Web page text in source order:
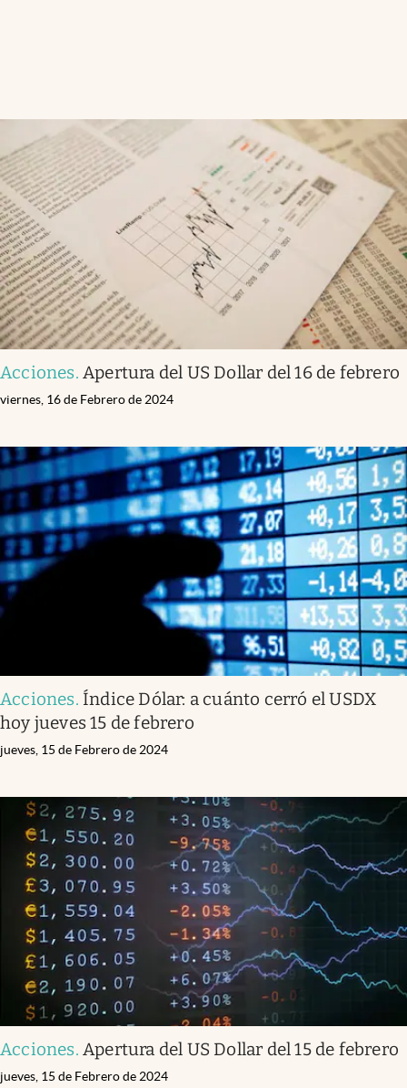
Acciones.Apertura del US Dollar del 16 de febrero
viernes, 16 de Febrero de 2024
Acciones. Índice Dólar: a cuánto cerró el USDX
hoy jueves 15 de febrero
jueves, 15 de Febrero de 2024
Acciones.Apertura del US Dollar del 15 de febrero
jueves, 15 de Febrero de 2024